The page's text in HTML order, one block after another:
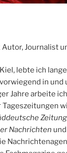
Journalist
lebte ich
in und
Jahre arbeite
Tageszeitungen
Zeitung
Nachrichten und